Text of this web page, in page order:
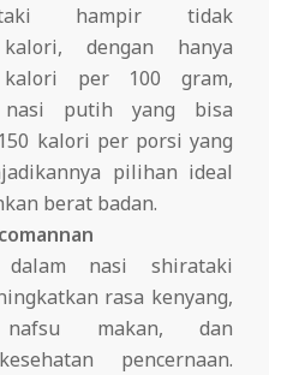
hampir tidak
kalori, dengan hanya
per 100 gram,
nasi putih yang bisa
kalori per porsi yang
pilihan ideal
berat badan.
dalam nasi shirataki
rasa kenyang,
nafsu makan, dan
pencernaan.